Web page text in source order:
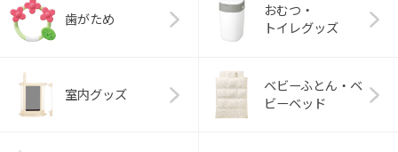
歯がため
おむつ・
トイレグッズ
室内グッズ
ベビーふとん・ベ
ビーベッド